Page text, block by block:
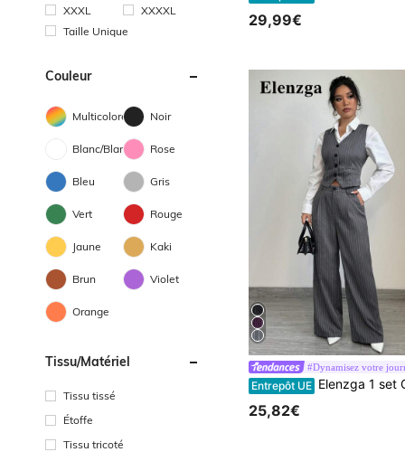
XXXL
XXXXL
Taille Unique
Couleur
Multicolore Noir
Blanc/Blanche Rose
Bleu Gris
Vert Rouge
Jaune Kaki
Brun Violet
Orange
Tissu/matériel
Tissu tissé
Étoffe
Tissu tricoté
29,99€
Entrepôt UE Elenzga 1 set Gilet rayé décontracté pour femme + Pantalon
25,82€